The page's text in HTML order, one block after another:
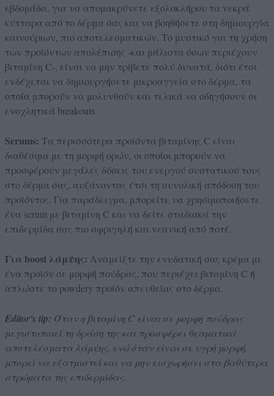
εβδομάδα, για να απομακρύνετε εξολοκλήρου τα νεκρά
κύτταρα από το δέρμα σας και να βοηθήσετε στη δημιουργία
καινούριων, πιο αποτελεσματικών. Το μυστικό για τη χρήση
των προϊόντων απολέπισης -και μάλιστα όσων περιέχουν
βιταμίνη C-, είναι να μην τρίβετε πολύ δυνατά, διότι έτσι
ενδέχεται να δημιουργήσετε μικροαγγεία στο δέρμα, τα
οποία μπορούν να μολυνθούν και τελικά να οδηγήσουν σε
ενοχλητικά breakouts.
Serums: Τα περισσότερα προϊόντα βιταμίνης C είναι
διαθέσιμα με τη μορφή ορών, οι οποίοι μπορούν να
προσφέρουν μεγάλες δόσεις του ενεργού συστατικού τους
στο δέρμα σας, αυξάνοντας έτσι τη συνολική απόδοση του
προϊόντος. Για παράδειγμα, μπορείτε να χρησιμοποιήσετε
ένα serum με βιταμίνη C και να δείτε σταδιακά την
επιδερμίδα σας πιο σφριγηλή και νεανική από ποτέ.
Για boost λάμψης: Αναμείξτε την ενυδατική σας κρέμα με
ένα προϊόν σε μορφή πούδρας, που περιέχει βιταμίνη C ή
απλώστε το powdery προϊόν απευθείας στο δέρμα.
Editor's tip: Όταν η βιταμίνη C είναι σε μορφή πούδρας
μεγιστοποιεί τη δράση της και προσφέρει θεαματικά
αποτελέσματα λάμψης, ενώ όταν είναι σε υγρή μορφή,
μπορεί να εξατμιστεί και να μην εισχωρήσει στα βαθύτερα
στρώματα της επιδερμίδας.